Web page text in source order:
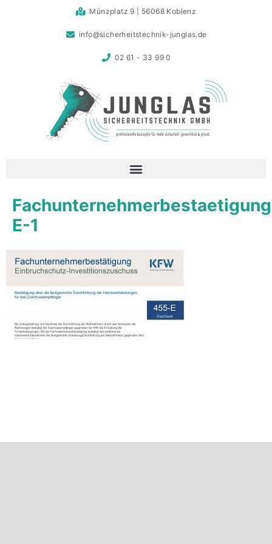
Münzplatz 9 | 56068 Koblenz
info@sicherheitstechnik-junglas.de
02 61 - 33 99 0
E-1